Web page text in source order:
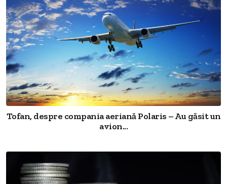
Tofan, despre compania aeriană Polaris – Au găsit un
avion...